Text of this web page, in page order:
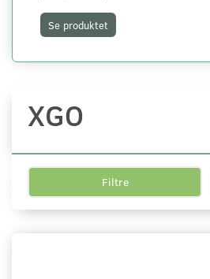
Se produktet
XGO
Filtre